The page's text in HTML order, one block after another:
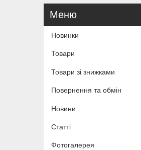
Новинки
Товари
Товари зі знижками
Повернення та обмін
Новини
Статті
Фотогалерея